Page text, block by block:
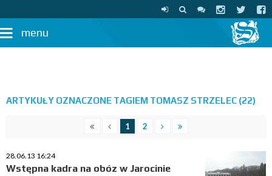
menu
ARTYKUŁY OZNACZONE TAGIEM TOMASZ STRZELEC (22)
1 2
28.06.13 16:24
Wstępna kadra na obóz w Jarocinie